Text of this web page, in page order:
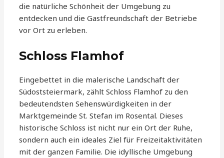
die natürliche Schönheit der Umgebung zu
entdecken und die Gastfreundschaft der Betriebe
vor Ort zu erleben.
Schloss Flamhof
Eingebettet in die malerische Landschaft der
Südoststeiermark, zählt Schloss Flamhof zu den
bedeutendsten Sehenswürdigkeiten in der
Marktgemeinde St. Stefan im Rosental. Dieses
historische Schloss ist nicht nur ein Ort der Ruhe,
sondern auch ein ideales Ziel für Freizeitaktivitäten
mit der ganzen Familie. Die idyllische Umgebung